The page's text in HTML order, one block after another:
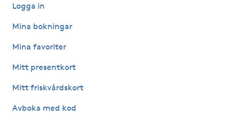
G
Gelenaglar
Gellack
Logga in
Mina bokningar
Mina favoriter
Mitt presentkort
Mitt friskvårdskort
Avboka med kod